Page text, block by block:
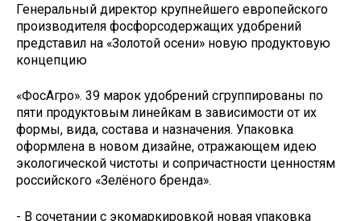
Генеральный директор крупнейшего европейского
производителя фосфорсодержащих удобрений
представил на «Золотой осени» новую продуктовую
концепцию
«Фос­Агро». 39 марок удобрений сгруппированы по
пяти продуктовым линейкам в зависимости от их
формы, вида, состава и назначения. Упаковка
оформлена в новом дизайне, отражающем идею
экологической чистоты и сопричастности ценностям
российского «Зелёного бренда».
- В сочетании с экомаркировкой новая упаковка